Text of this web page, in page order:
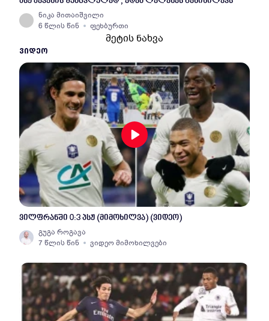
ნიკა მითაიშვილი
6 წლის წინ
ფეხბურთი
მეტის ნახვა
ᲕᲘᲓᲔᲝ
ვილფრანში 0:3 პსჟ (მიმოხილვა) (ვიდეო)
გუგა როგავა
7 წლის წინ
ვიდეო მიმოხილვები